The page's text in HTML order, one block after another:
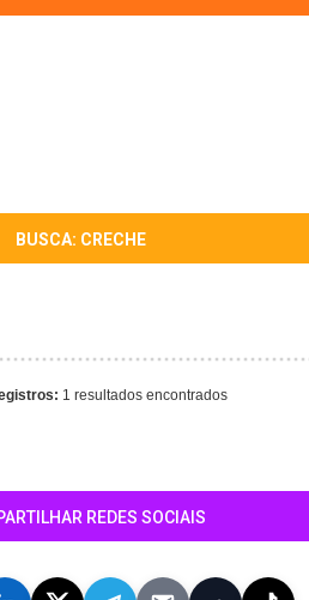
BUSCA: CRECHE
1 resultados encontrados
REDES SOCIAIS